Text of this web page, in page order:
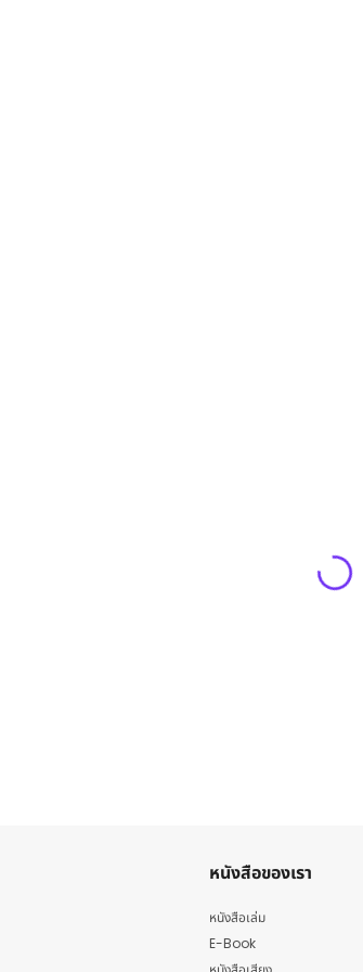
หนังสือของเรา
หนังสือเล่ม
E-Book